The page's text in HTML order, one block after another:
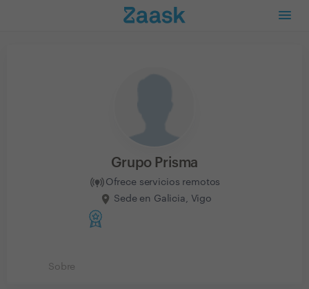
Grupo Prisma
Ofrece servicios remotos
Sede en Galicia, Vigo
Sobre